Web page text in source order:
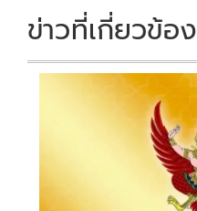
k k
ข่าวที่เกี่ยวข้อง